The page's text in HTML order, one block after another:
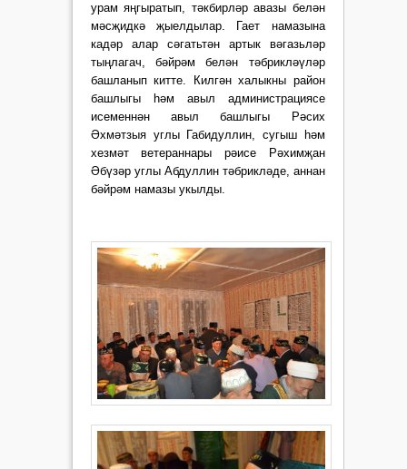
урам яңгыратып, тәкбирләр авазы белән
мәсҗидкә җыелдылар. Гает намазына
кадәр алар сәгатьтән артык вәгазьләр
тыңлагач, бәйрәм белән тәбрикләүләр
башланып китте. Килгән халыкны район
башлыгы һәм авыл администрациясе
исеменнән авыл башлыгы Рәсих
Әхмәтзыя углы Габидуллин, сугыш һәм
хезмәт ветераннары рәисе Рәхимҗан
Әбүзәр углы Абдуллин тәбрикләде, аннан
бәйрәм намазы укылды.